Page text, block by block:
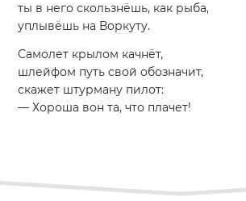
ты в него скользнёшь, как рыба,
уплывёшь на Воркуту.
Самолет крылом качнёт,
шлейфом путь свой обозначит,
скажет штурману пилот:
— Хороша вон та, что плачет!